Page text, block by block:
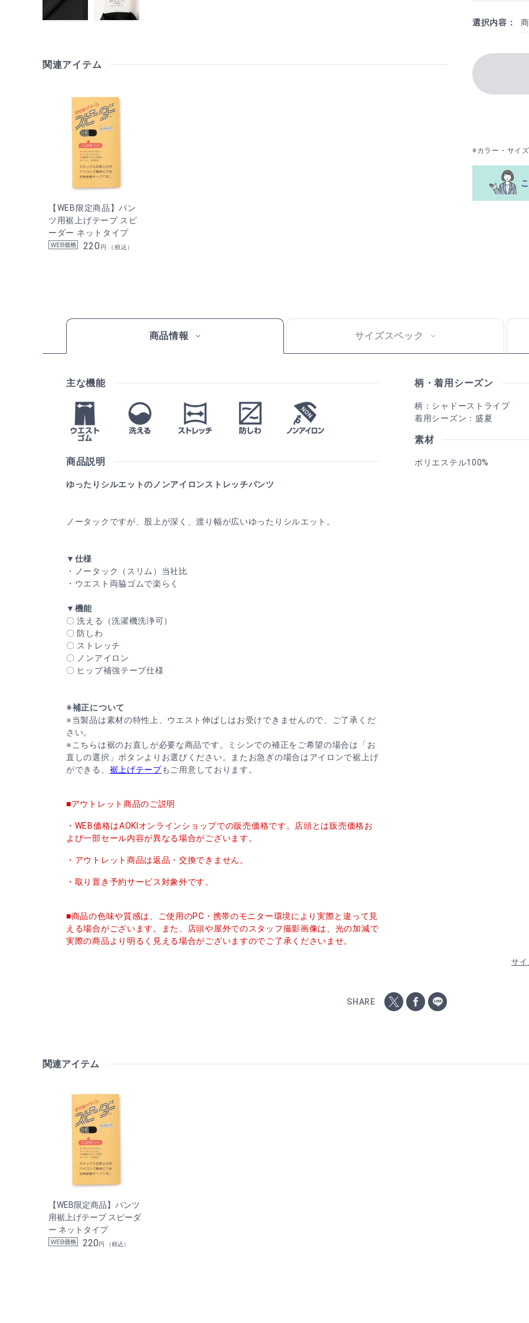
関連アイテム
【WEB限定商品】パン
ツ用裾上げテープ スピ
ーダー ネットタイプ
220 円 （税込）
選択内容：
※カラー・サイ
商品情報 サイズスペック
主な機能
商品説明
ゆったりシルエットのノンアイロンストレッチパンツ
ノータックですが、股上が深く、渡り幅が広いゆったりシルエット。
▼仕様
・ノータック（スリム）当社比
・ウエスト両脇ゴムで楽らく
▼機能
〇 洗える（洗濯機洗浄可）
〇 防しわ
〇 ストレッチ
〇 ノンアイロン
〇 ヒップ補強テープ仕様
※補正について
※当製品は素材の特性上、ウエスト伸ばしはお受けできませんので、ご了承くだ
さい。
※こちらは裾のお直しが必要な商品です。ミシンでの補正をご希望の場合は「お
直しの選択」ボタンよりお選びください。またお急ぎの場合はアイロンで裾上げ
ができる、 裾上げテープもご用意しております。
■アウトレット商品のご説明
・WEB価格はAOKIオンラインショップでの販売価格です。店頭とは販売価格お
よび一部セール内容が異なる場合がございます。
・アウトレット商品は返品・交換できません。
・取り置き予約サービス対象外です。
■商品の色味や質感は、ご使用のPC・携帯のモニター環境により実際と違って見
える場合がございます。また、店頭や屋外でのスタッフ撮影画像は、光の加減で
実際の商品より明るく見える場合がございますのでご了承くださいませ。
柄・着用シーズン
柄：シャドーストライプ
着用シーズン：盛夏
素材
ポリエステル100%
サ
SHARE
関連アイテム
【WEB限定商品】パンツ
用裾上げテープ スピーダ
ー ネットタイプ
220円 （税込）